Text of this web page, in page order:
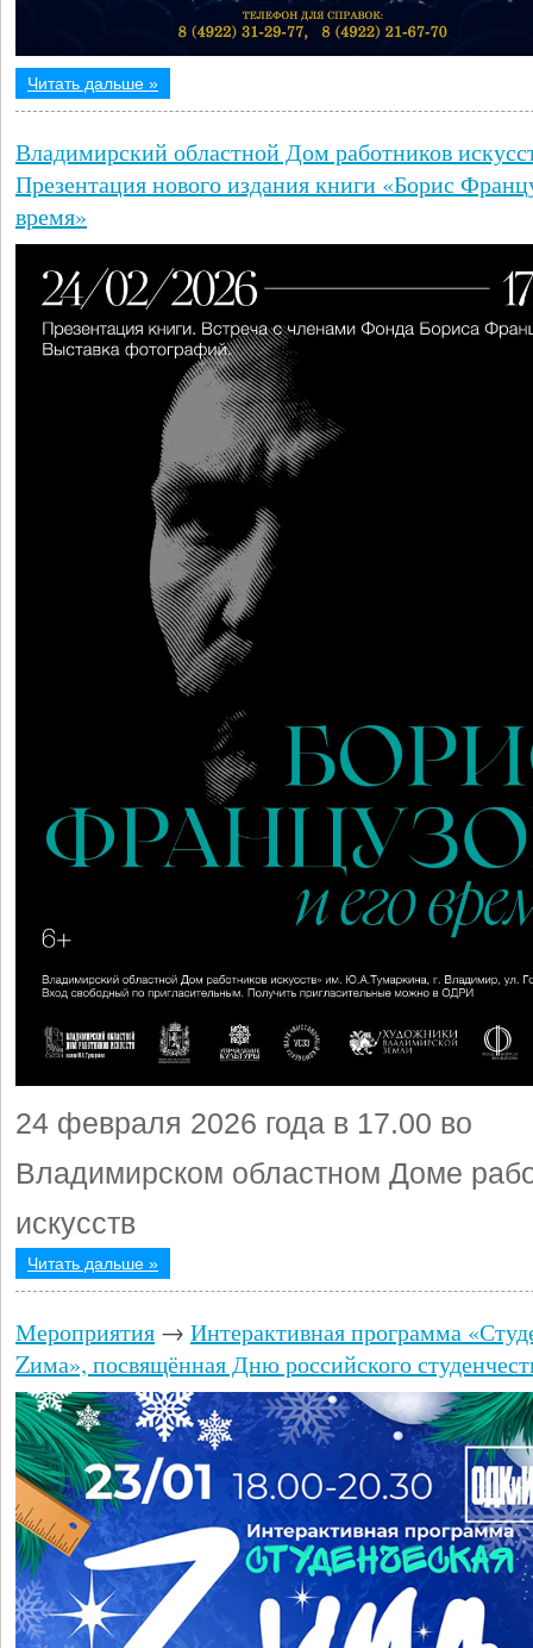
Читать дальше »
Владимирский областной Дом работников
Презентация нового издания книги «Борис
время»
24 февраля 2026 года в 17.00 во
Владимирском областном Доме
искусств
Читать дальше »
Мероприятия → Интерактивная программа
Zима», посвящённая Дню российского